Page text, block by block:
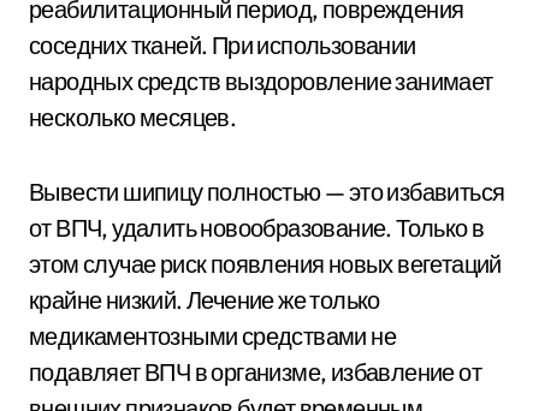
реабилитационный период, повреждения
соседних тканей. При использовании
народных средств выздоровление занимает
несколько месяцев.
Вывести шипицу полностью — это избавиться
от ВПЧ, удалить новообразование. Только в
этом случае риск появления новых вегетаций
крайне низкий. Лечение же только
медикаментозными средствами не
подавляет ВПЧ в организме, избавление от